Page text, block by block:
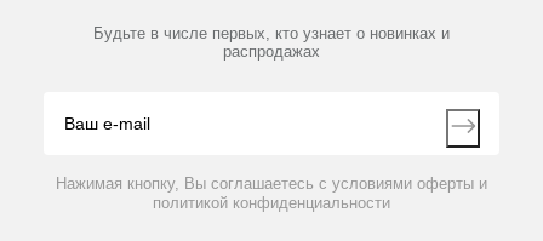
Производители
Партнеры
Контакты
Будьте в числе первых, кто узнает о новинках и
распродажах
Нажимая кнопку, Вы соглашаетесь с условиями оферты и
политикой конфиденциальности